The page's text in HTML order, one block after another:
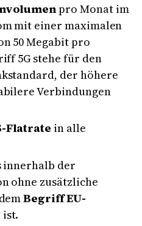
pro Monat im
mit einer maximalen
50 Megabit pro
5G stehe für den
der höhere
Verbindungen
Flatrate in alle
innerhalb der
ohne zusätzliche
Begriff EU-